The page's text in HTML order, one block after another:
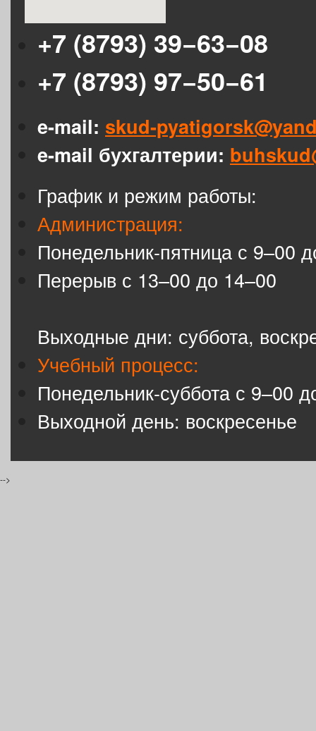
+7 (8793) 39−63−08
+7 (8793) 97−50−61
e-mail: skud-
e-mail бухгалтерии:
График и режим работы:
Администрация:
Понедельник-пятница с 9–00
Перерыв с 13–00 до 14–00
Выходные дни: суббота,
Учебный процесс:
Понедельник-суббота с 9–00
Выходной день: воскресенье
-->